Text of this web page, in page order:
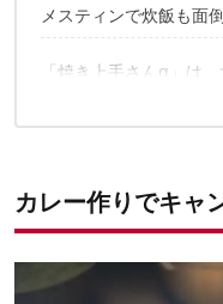
材料はこちら！（2〜3
STEP1：鶏肉に下味を
STEP2：「テンパリン
STEP4：時短するなら
STEP5：ずぼら秘密兵
メスティンで炊飯も面
「焼き上手さんα」は
カレー作りでキャ